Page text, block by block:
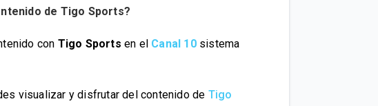
de Tigo Sports?
con Tigo Sports en el Canal 10 sistema
visualizar y disfrutar del contenido de Tigo